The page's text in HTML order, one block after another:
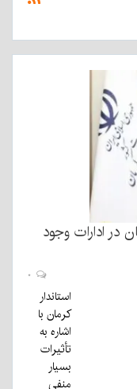
در ادارات وجود
استاندار
کرمان با
اشاره به
تأثیرات
بسیار
منفی